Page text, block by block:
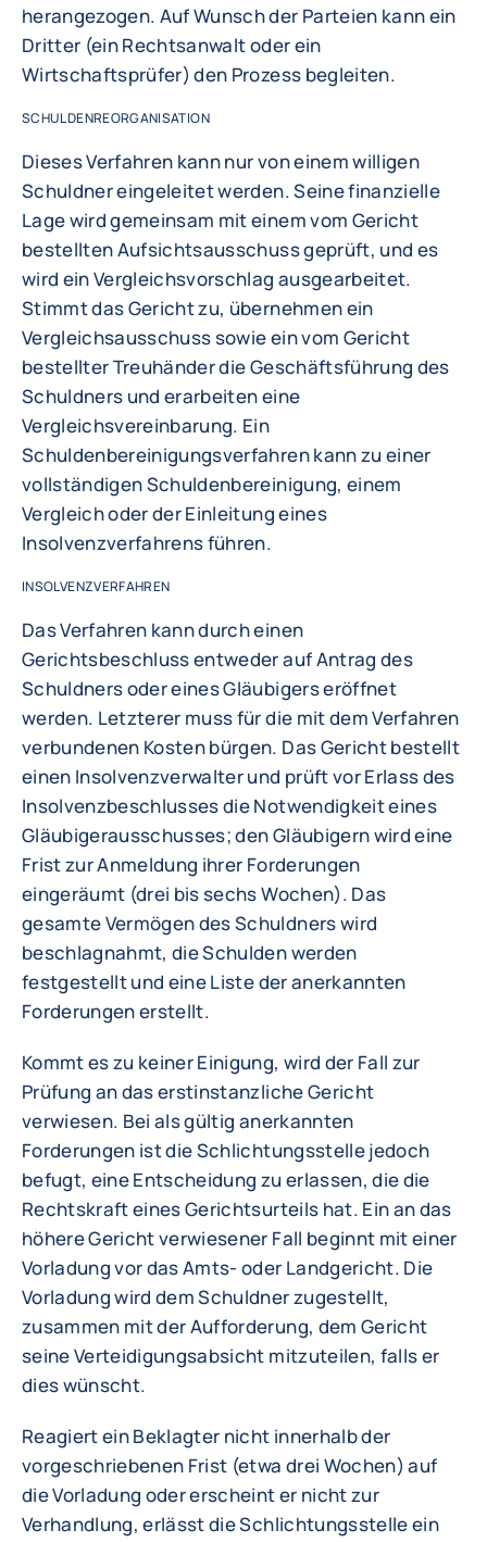
herangezogen. Auf Wunsch der Parteien kann ein
Dritter (ein Rechtsanwalt oder ein
Wirtschaftsprüfer) den Prozess begleiten.
SCHULDENREORGANISATION
Dieses Verfahren kann nur von einem willigen
Schuldner eingeleitet werden. Seine finanzielle
Lage wird gemeinsam mit einem vom Gericht
bestellten Aufsichtsausschuss geprüft, und es
wird ein Vergleichsvorschlag ausgearbeitet.
Stimmt das Gericht zu, übernehmen ein
Vergleichsausschuss sowie ein vom Gericht
bestellter Treuhänder die Geschäftsführung des
Schuldners und erarbeiten eine
Vergleichsvereinbarung. Ein
Schuldenbereinigungsverfahren kann zu einer
vollständigen Schuldenbereinigung, einem
Vergleich oder der Einleitung eines
Insolvenzverfahrens führen.
INSOLVENZVERFAHREN
Das Verfahren kann durch einen
Gerichtsbeschluss entweder auf Antrag des
Schuldners oder eines Gläubigers eröffnet
werden. Letzterer muss für die mit dem Verfahren
verbundenen Kosten bürgen. Das Gericht bestellt
einen Insolvenzverwalter und prüft vor Erlass des
Insolvenzbeschlusses die Notwendigkeit eines
Gläubigerausschusses; den Gläubigern wird eine
Frist zur Anmeldung ihrer Forderungen
eingeräumt (drei bis sechs Wochen). Das
gesamte Vermögen des Schuldners wird
beschlagnahmt, die Schulden werden
festgestellt und eine Liste der anerkannten
Forderungen erstellt.
Kommt es zu keiner Einigung, wird der Fall zur
Prüfung an das erstinstanzliche Gericht
verwiesen. Bei als gültig anerkannten
Forderungen ist die Schlichtungsstelle jedoch
befugt, eine Entscheidung zu erlassen, die die
Rechtskraft eines Gerichtsurteils hat. Ein an das
höhere Gericht verwiesener Fall beginnt mit einer
Vorladung vor das Amts- oder Landgericht. Die
Vorladung wird dem Schuldner zugestellt,
zusammen mit der Aufforderung, dem Gericht
seine Verteidigungsabsicht mitzuteilen, falls er
dies wünscht.
Reagiert ein Beklagter nicht innerhalb der
vorgeschriebenen Frist (etwa drei Wochen) auf
die Vorladung oder erscheint er nicht zur
Verhandlung, erlässt die Schlichtungsstelle ein